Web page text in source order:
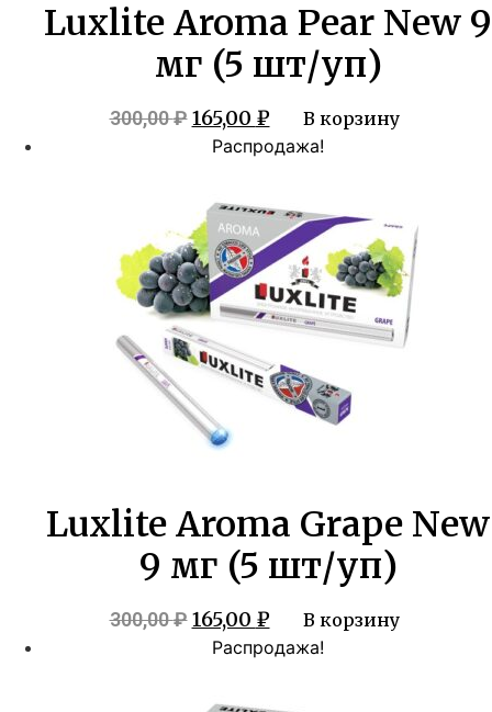
Luxlite Aroma Pear New 9
мг (5 шт/уп)
300,00₽ Первоначальная
цена
300,00 ₽.
165,00 ₽Текущая
цена:
В корзину
Распродажа!
Luxlite Aroma Grape New
9 мг (5 шт/уп)
300,00₽ Первоначальная
цена
165,00 ₽Текущая
цена:
В корзину
Распродажа!